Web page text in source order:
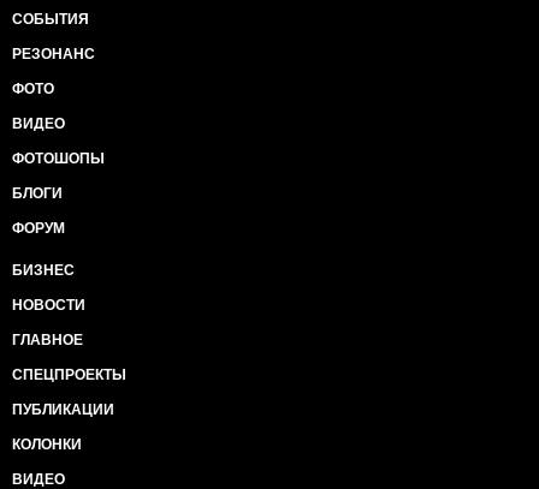
СОБЫТИЯ
РЕЗОНАНС
ФОТО
ВИДЕО
ФОТОШОПЫ
БЛОГИ
ФОРУМ
БИЗНЕС
НОВОСТИ
ГЛАВНОЕ
СПЕЦПРОЕКТЫ
ПУБЛИКАЦИИ
КОЛОНКИ
ВИДЕО